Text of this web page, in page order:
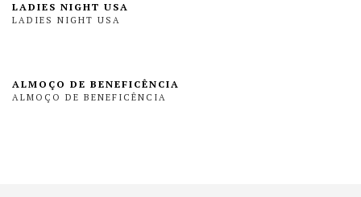
LADIES NIGHT USA
LADIES NIGHT USA
ALMOÇO DE BENEFICÊNCIA
ALMOÇO DE BENEFICÊNCIA